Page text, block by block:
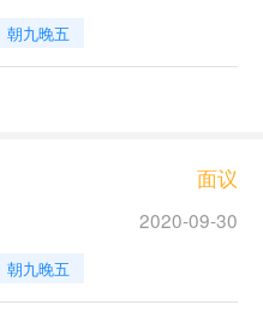
朝九晚五
面议
2020-09-30
朝九晚五